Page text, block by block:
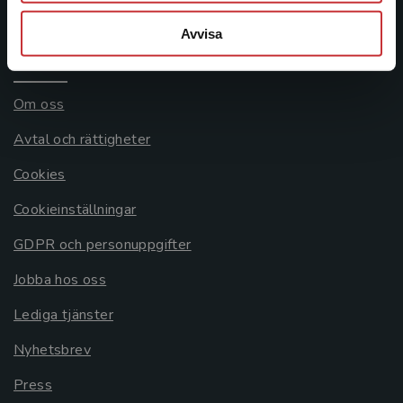
Avvisa
Systemkrav
Allmänna länkar
Om oss
Avtal och rättigheter
Cookies
Cookieinställningar
GDPR och personuppgifter
Jobba hos oss
Lediga tjänster
Nyhetsbrev
Press